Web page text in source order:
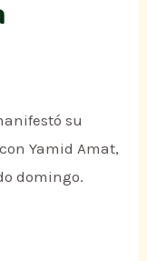
su
Yamid Amat,
domingo.